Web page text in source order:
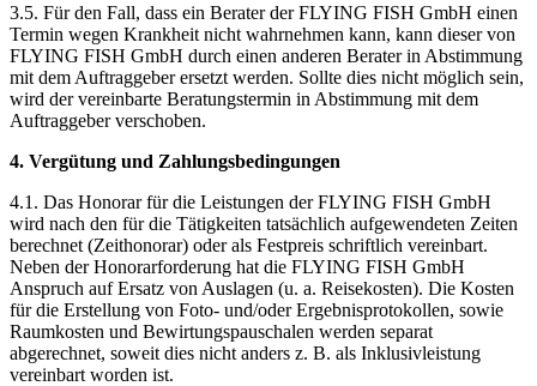
3.5. Für den Fall, dass ein Berater der FLYING FISH GmbH einen
Termin wegen Krankheit nicht wahrnehmen kann, kann dieser von
FLYING FISH GmbH durch einen anderen Berater in Abstimmung
mit dem Auftraggeber ersetzt werden. Sollte dies nicht möglich sein,
wird der vereinbarte Beratungstermin in Abstimmung mit dem
Auftraggeber verschoben.
4. Vergütung und Zahlungsbedingungen
4.1. Das Honorar für die Leistungen der FLYING FISH GmbH
wird nach den für die Tätigkeiten tatsächlich aufgewendeten Zeiten
berechnet (Zeithonorar) oder als Festpreis schriftlich vereinbart.
Neben der Honorarforderung hat die FLYING FISH GmbH
Anspruch auf Ersatz von Auslagen (u. a. Reisekosten). Die Kosten
für die Erstellung von Foto- und/oder Ergebnisprotokollen, sowie
Raumkosten und Bewirtungspauschalen werden separat
abgerechnet, soweit dies nicht anders z. B. als Inklusivleistung
vereinbart worden ist.